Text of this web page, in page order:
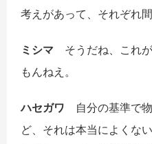
考えがあって、それぞれ
ミシマ そうだね、これ
もんねえ。
ハセガワ 自分の基準で
ど、それは本当によくな